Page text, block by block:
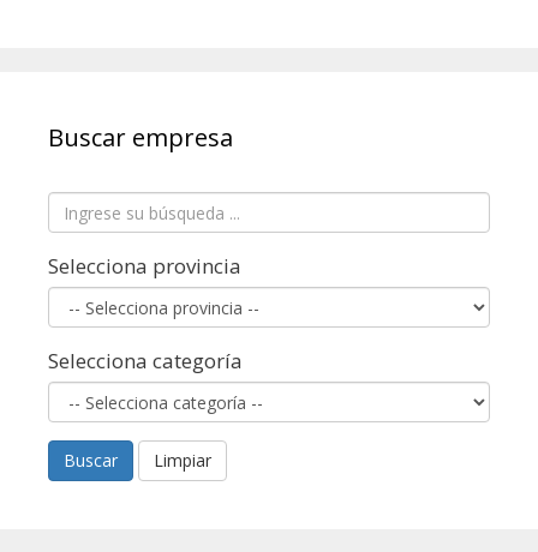
Buscar empresa
Selecciona provincia
Selecciona categoría
Buscar Limpiar